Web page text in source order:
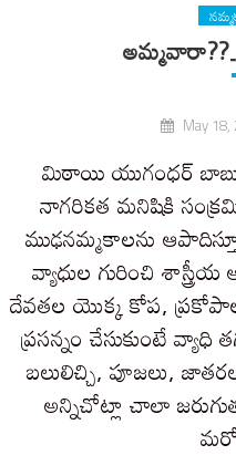
May 18,
మిఠాయి యుగంధర్ బాబు
నాగరికత మనిషికి
ముఢనమ్మకాలను
వ్యాధుల గురించి శాస్త్రీయ
దేవతల యొక్క కోప,
ప్రసన్నం చేసుకుంటే వ్యాధి
బలులిచ్చి, పూజలు,
అన్నిచోట్లా చాలా